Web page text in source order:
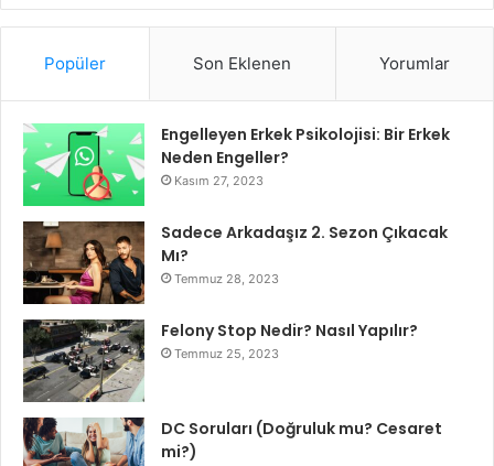
Popüler Son Eklenen Yorumlar
Engelleyen Erkek Psikolojisi: Bir Erkek
Neden Engeller?
Kasım 27, 2023
Sadece Arkadaşız 2. Sezon Çıkacak
Mı?
Temmuz 28, 2023
Felony Stop Nedir? Nasıl Yapılır?
Temmuz 25, 2023
DC Soruları (Doğruluk mu? Cesaret
mi?)